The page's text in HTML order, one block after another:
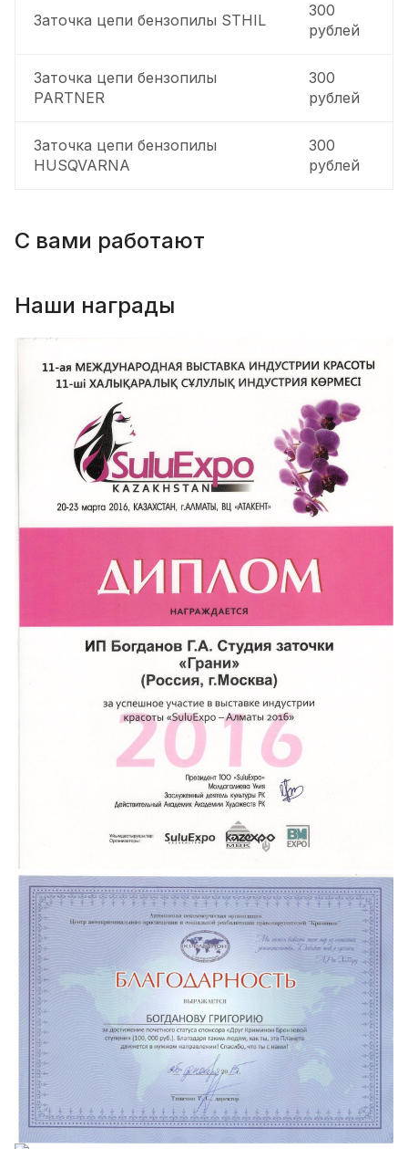
Заточка цепи бензопилы STHIL
300
рублей
Заточка цепи бензопилы
PARTNER
300
рублей
Заточка цепи бензопилы
HUSQVARNA
300
рублей
С вами работают
Наши награды